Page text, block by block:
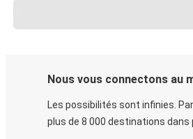
Nous vous connectons au
Les possibilités sont infinies.
plus de 8 000 destinations dans